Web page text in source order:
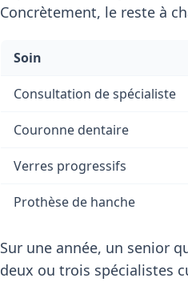
Concrètement, le reste à
Soin
Consultation de spécialiste
Couronne dentaire
Verres progressifs
Prothèse de hanche
Sur une année, un senior
deux ou trois spécialistes